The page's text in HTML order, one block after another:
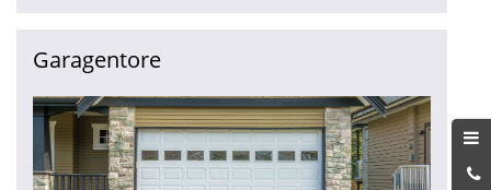
Garagentore